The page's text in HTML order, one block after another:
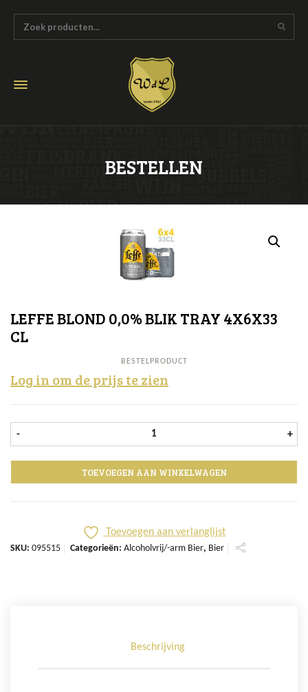
BESTELLEN
LEFFE BLOND 0,0% BLIK TRAY 4X6X33
CL
BESTELPRODUCT
Log in om de prijs te zien
- Leffe Blond 0,0% Blik tray 4x6x33
+
TOEVOEGEN AAN WINKELWAGEN
Toevoegen aan verlanglijst
SKU: 095515 Categorieën: Alcoholvrij/-arm Bier, Bier
Beschrijving